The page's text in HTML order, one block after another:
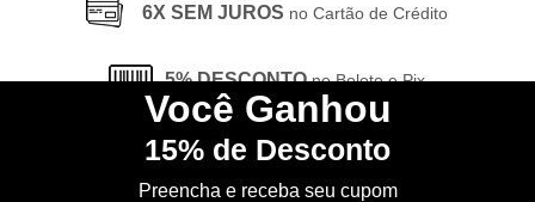
6X SEM JUROS no Cartão de Crédito
5% DESCONTO no Boleto e Pix
CONHEÇA nossa Loja Física
Você Ganhou
15% de Desconto
Preencha e receba seu cupom